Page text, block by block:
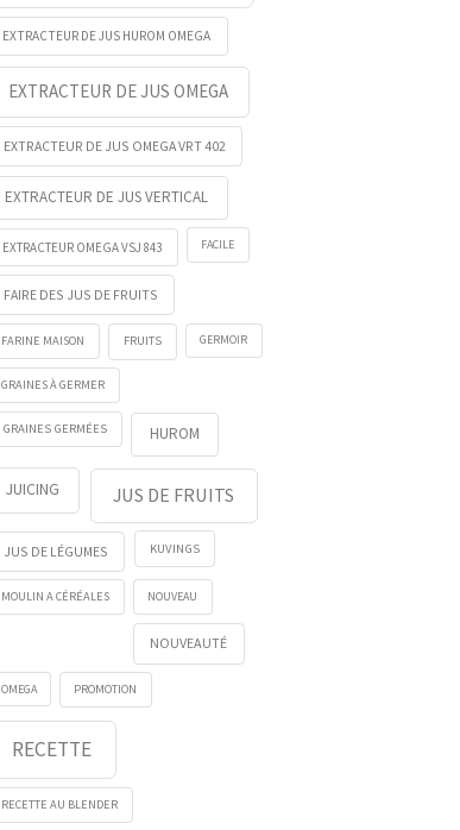
EXTRACTEUR DE JUS HUROM OMEGA
EXTRACTEUR DE JUS OMEGA
EXTRACTEUR DE JUS OMEGA VRT 402
EXTRACTEUR DE JUS VERTICAL
EXTRACTEUR OMEGA VSJ 843 FACILE
FAIRE DES JUS DE FRUITS
FARINE MAISON FRUITS GERMOIR
GRAINES À GERMER
GRAINES GERMÉES HUROM
JUICING JUS DE FRUITS
JUS DE LÉGUMES KUVINGS
MOULIN A CÉRÉALES NOUVEAU
NOUVEAUTÉ
OMEGA PROMOTION
RECETTE
RECETTE AU BLENDER